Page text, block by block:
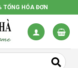
TỔNG HÓA ĐƠN